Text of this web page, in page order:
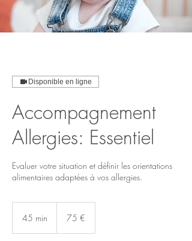
Disponible en ligne
Accompagnement
Allergies: Essentiel
Evaluer votre situation et définir les orientations
alimentaires adaptées à vos allergies.
45 min 75 €